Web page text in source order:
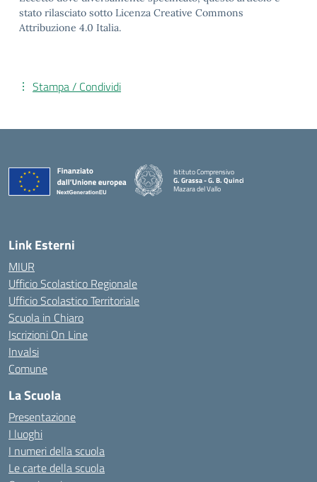
stato rilasciato sotto Licenza Creative Commons
Attribuzione 4.0 Italia.
Stampa / Condividi
Istituto Comprensivo
G. Grassa - G. B. Quinci
Mazara del Vallo
Link Esterni
MIUR
Ufficio Scolastico Regionale
Ufficio Scolastico Territoriale
Scuola in Chiaro
Iscrizioni On Line
Invalsi
Comune
La Scuola
Presentazione
I luoghi
I numeri della scuola
Le carte della scuola